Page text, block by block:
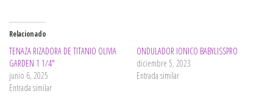
Relacionado
TENAZA RIZADORA DE TITANIO OLIVIA
GARDEN 1 1/4″
junio 6, 2025
Entrada similar
ONDULADOR IONICO BABYLISSPRO
diciembre 5, 2023
Entrada similar